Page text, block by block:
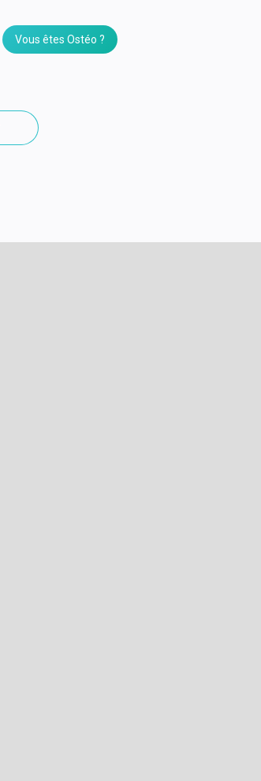
Vous êtes Ostéo ?